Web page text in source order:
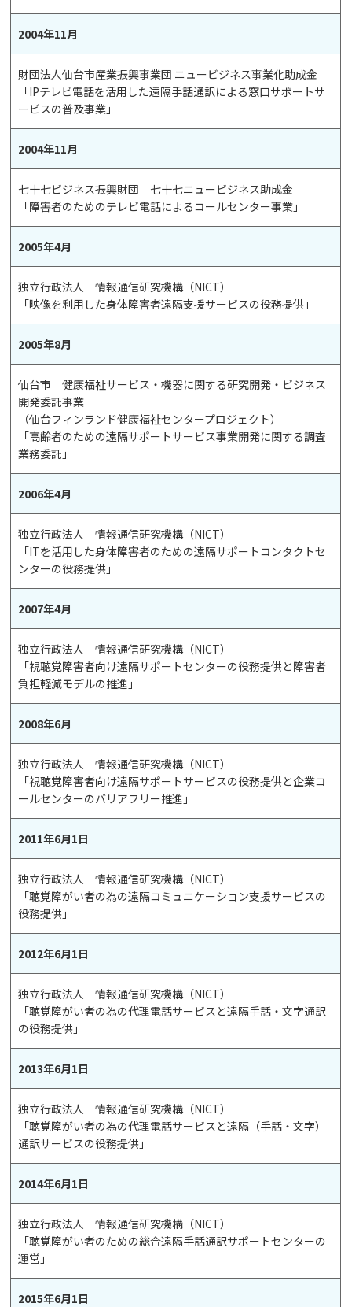
2004年11月
財団法人仙台市産業振興事業団 ニュービジネス事業化助成金
「IPテレビ電話を活用した遠隔手話通訳による窓口サポートサ
ービスの普及事業」
2004年11月
七十七ビジネス振興財団 七十七ニュービジネス助成金
「障害者のためのテレビ電話によるコールセンター事業」
2005年4月
独立行政法人 情報通信研究機構（NICT）
「映像を利用した身体障害者遠隔支援サービスの役務提供」
2005年8月
仙台市 健康福祉サービス・機器に関する研究開発・ビジネス
開発委託事業
（仙台フィンランド健康福祉センタープロジェクト）
「高齢者のための遠隔サポートサービス事業開発に関する調査
業務委託」
2006年4月
独立行政法人 情報通信研究機構（NICT）
「ITを活用した身体障害者のための遠隔サポートコンタクトセ
ンターの役務提供」
2007年4月
独立行政法人 情報通信研究機構（NICT）
「視聴覚障害者向け遠隔サポートセンターの役務提供と障害者
負担軽減モデルの推進」
2008年6月
独立行政法人 情報通信研究機構（NICT）
「視聴覚障害者向け遠隔サポートサービスの役務提供と企業コ
ールセンターのバリアフリー推進」
2011年6月1日
独立行政法人 情報通信研究機構（NICT）
「聴覚障がい者の為の遠隔コミュニケーション支援サービスの
役務提供」
2012年6月1日
独立行政法人 情報通信研究機構（NICT）
「聴覚障がい者の為の代理電話サービスと遠隔手話・文字通訳
の役務提供」
2013年6月1日
独立行政法人 情報通信研究機構（NICT）
「聴覚障がい者の為の代理電話サービスと遠隔（手話・文字）
通訳サービスの役務提供」
2014年6月1日
独立行政法人 情報通信研究機構（NICT）
「聴覚障がい者のための総合遠隔手話通訳サポートセンターの
運営」
2015年6月1日